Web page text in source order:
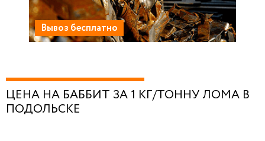
Вывоз бесплатно
ЦЕНА НА БАББИТ ЗА 1 КГ/ТОННУ ЛОМА В
ПОДОЛЬСКЕ